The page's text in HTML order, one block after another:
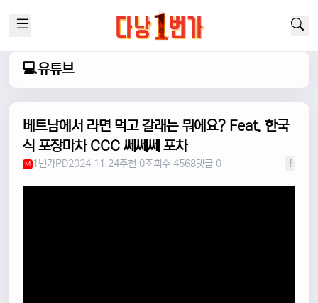
💻유튜브
베트남에서 라면 먹고 갈래는 뭐에요? Feat. 한국
식 포장마차 CCC 쎄쎄쎄 포차
M 1번가PD2024.11.24추천 0조회수 4568댓글 0